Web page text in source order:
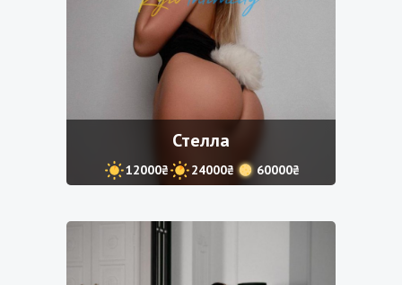
Стелла
12000₴ 24000₴ 60000₴